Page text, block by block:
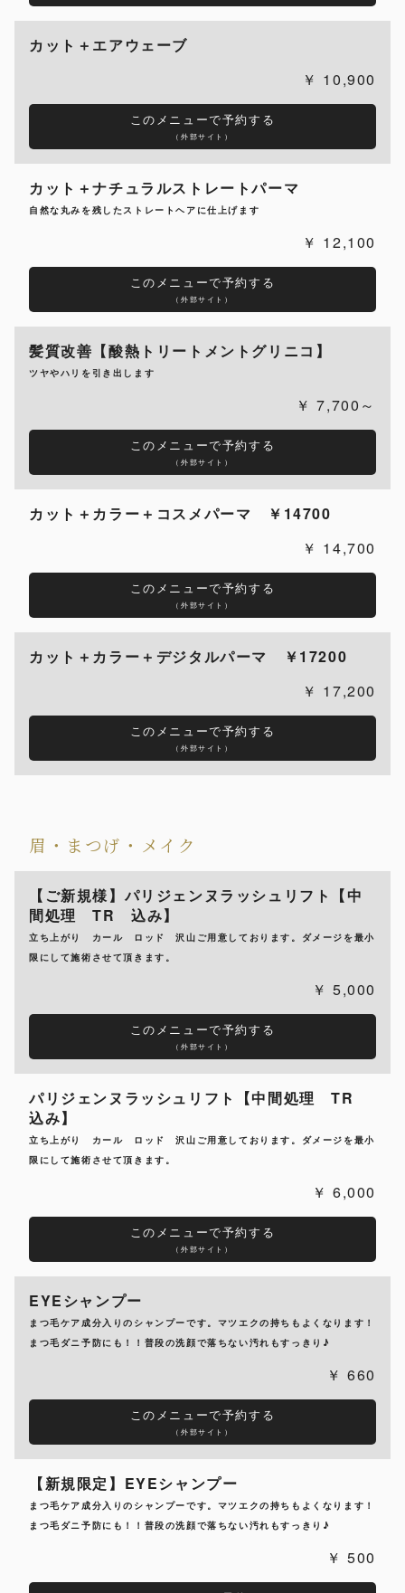
カット＋エアウェーブ
10,900
このメニューで予約する
（外部サイト）
カット＋ナチュラルストレートパーマ
自然な丸みを残したストレートヘアに仕上げます
12,100
このメニューで予約する
（外部サイト）
髪質改善【酸熱トリートメントグリニコ】
ツヤやハリを引き出します
7,700～
このメニューで予約する
（外部サイト）
カット＋カラー＋コスメパーマ ￥14700
14,700
このメニューで予約する
（外部サイト）
カット＋カラー＋デジタルパーマ ￥17200
17,200
このメニューで予約する
（外部サイト）
眉・まつげ・メイク
【ご新規様】パリジェンヌラッシュリフト【中
間処理 TR 込み】
立ち上がり カール ロッド 沢山ご用意しております。ダメージを最小
限にして施術させて頂きます。
5,000
このメニューで予約する
（外部サイト）
パリジェンヌラッシュリフト【中間処理 TR
込み】
立ち上がり カール ロッド 沢山ご用意しております。ダメージを最小
限にして施術させて頂きます。
6,000
このメニューで予約する
（外部サイト）
EYEシャンプー
まつ毛ケア成分入りのシャンプーです。マツエクの持ちもよくなります！
まつ毛ダニ予防にも！！普段の洗顔で落ちない汚れもすっきり♪
660
このメニューで予約する
（外部サイト）
【新規限定】EYEシャンプー
まつ毛ケア成分入りのシャンプーです。マツエクの持ちもよくなります！
まつ毛ダニ予防にも！！普段の洗顔で落ちない汚れもすっきり♪
500